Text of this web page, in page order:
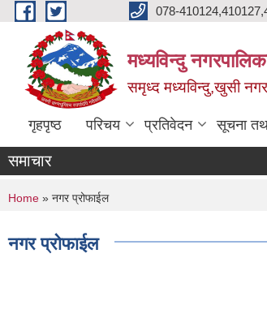
Skip to main content 078-
मध्यविन्दु
समृध्द मध्यविन्दु,खुसी
गृहपृष्ठ परिचय प्रतिवेदन सूचना
समाचार
You are here
Home » नगर प्रोफाईल
नगर प्रोफाईल